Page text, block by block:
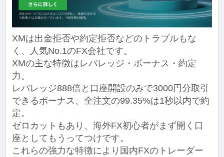
XMは出金拒否や約定拒否などのトラブルもな
く、人気No.1のFX会社です。
XMの主な特徴はレバレッジ・ボーナス・約定
力。
レバレッジ888倍と口座開設のみで3000円分取引
できるボーナス、全注文の99.35%は1秒以内で約
定。
ゼロカットもあり、海外FX初心者がまず開く口
座としてもうってつけです。
これらの強力な特徴により国内FXのトレーダー